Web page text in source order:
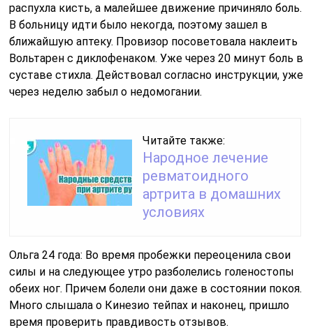
распухла кисть, а малейшее движение причиняло боль.
В больницу идти было некогда, поэтому зашел в
ближайшую аптеку. Провизор посоветовала наклеить
Вольтарен с диклофенаком. Уже через 20 минут боль в
суставе стихла. Действовал согласно инструкции, уже
через неделю забыл о недомогании.
Читайте также:
Народное лечение
ревматоидного
артрита в домашних
условиях
Ольга 24 года: Во время пробежки переоценила свои
силы и на следующее утро разболелись голеностопы
обеих ног. Причем болели они даже в состоянии покоя.
Много слышала о Кинезио тейпах и наконец, пришло
время проверить правдивость отзывов.